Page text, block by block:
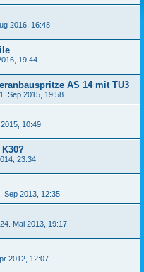
2016, 16:48
19:44
AS 14 mit TU3
Sep 2015, 19:58
10:49
23:34
Sep 2013, 12:35
Mai 2013, 19:17
2012, 12:07